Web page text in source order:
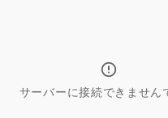
サーバーに接続できません